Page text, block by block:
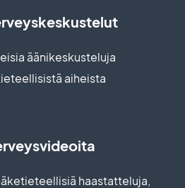
äänikeskusteluja
aiheista
haastatteluja,